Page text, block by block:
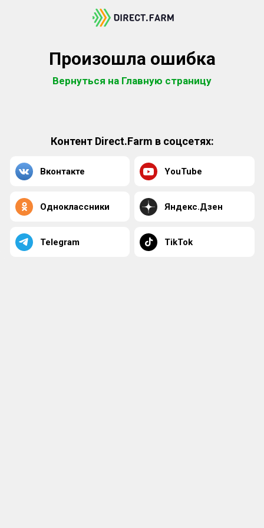
Произошла ошибка
Вернуться на Главную страницу
Контент Direct.Farm в соцсетях:
Вконтакте YouTube
Одноклассники Яндекс.Дзен
Telegram TikTok